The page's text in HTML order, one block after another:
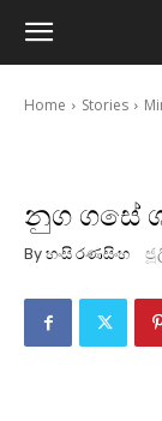
Home Stories
නුග ගසේ
By හංසි රණසිංහ